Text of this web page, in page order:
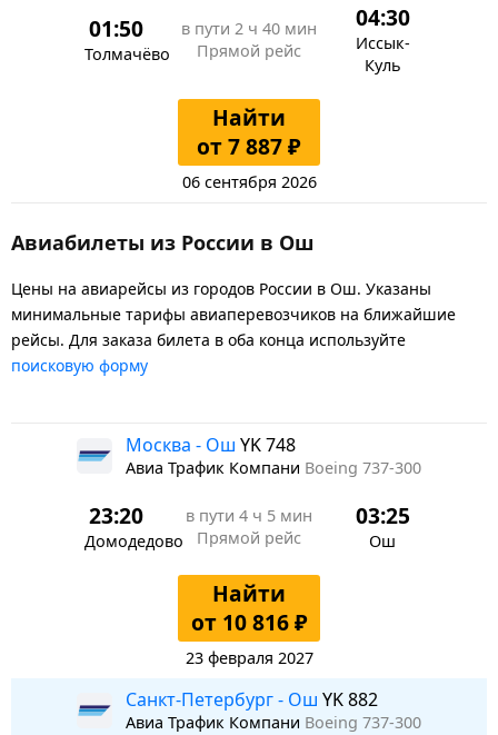
01:50
Толмачёво
в пути 2 ч 40 мин
Прямой рейс
04:30
Иссык-
Куль
Найти
от 7 887 ₽
06 сентября 2026
Авиабилеты из России в Ош
Цены на авиарейсы из городов России в Ош. Указаны
минимальные тарифы авиаперевозчиков на ближайшие
рейсы. Для заказа билета в оба конца используйте
поисковую форму
Москва - Ош YK 748
Авиа Трафик Компани Boeing 737-300
23:20
Домодедово
в пути 4 ч 5 мин
Прямой рейс
03:25
Ош
Найти
от 10 816 ₽
23 февраля 2027
Санкт-Петербург - Ош YK 882
Авиа Трафик Компани Boeing 737-300